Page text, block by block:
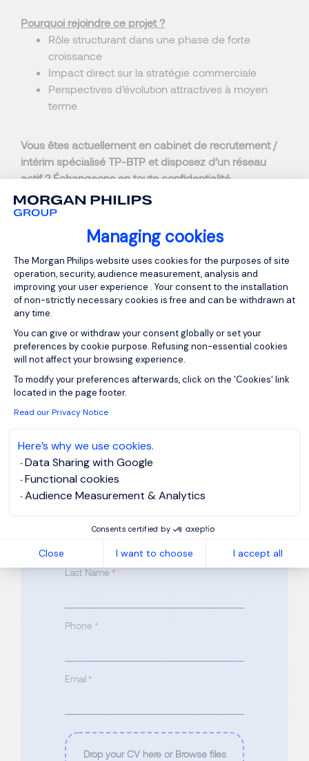
Managing cookies
Consent Management Platform:
The Morgan Philips website uses cookies for the purposes of site
operation, security, audience measurement, analysis and
improving your user experience . Your consent to the installation
of non-strictly necessary cookies is free and can be withdrawn at
any time.
You can give or withdraw your consent globally or set your
preferences by cookie purpose. Refusing non-essential cookies
will not affect your browsing experience.
To modify your preferences afterwards, click on the 'Cookies' link
located in the page footer.
Read our Privacy Notice
Here’s why we use cookies.
Data Sharing with Google
Functional cookies
Audience Measurement & Analytics
Consents certified by
Close I want to choose I accept all
Pourquoi rejoindre ce projet ?
Rôle structurant dans une phase de forte
croissance
Impact direct sur la stratégie commerciale
Perspectives d’évolution attractives à moyen
terme
Vous êtes actuellement en cabinet de recrutement /
intérim spécialisé TP-BTP et disposez d’un réseau
actif ? Échangeons en toute confidentialité.
Apply for
Responsable
Commercial Génie
TP F/H
Reference: FR873413
Please complete all required fields
marked*
Last Name *
Phone *
Email *
Drop your CV here or Browse files